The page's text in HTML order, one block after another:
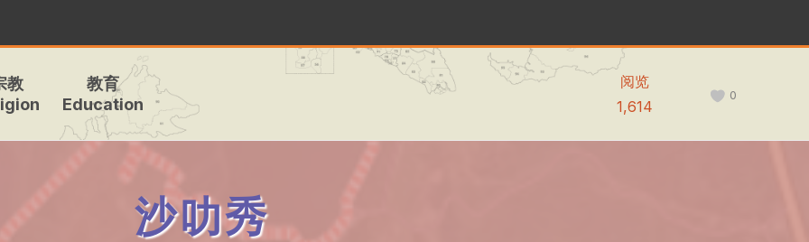
教
教育
Education
阅览
1,614
0
沙叻秀